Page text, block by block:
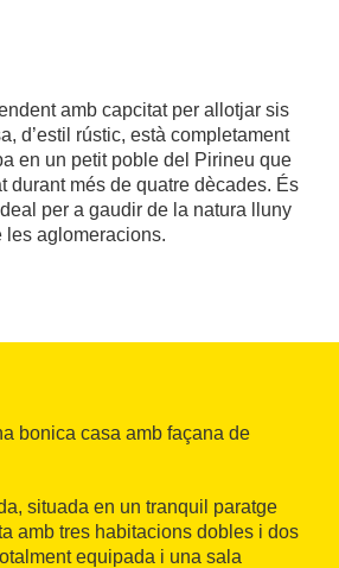
amb capcitat per allotjar sis
d’estil rústic, està completament
en un petit poble del Pirineu que
durant més de quatre dècades. És
per a gaudir de la natura lluny
les aglomeracions.
bonica casa amb façana de
situada en un tranquil paratge
amb tres habitacions dobles i dos
equipada i una sala